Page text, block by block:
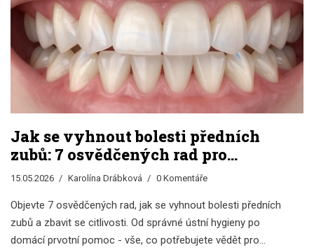
Jak se vyhnout bolesti předních
zubů: 7 osvědčených rad pro
okamžitou úlevu
15.05.2026 Karolína Drábková 0 Komentáře
Objevte 7 osvědčených rad, jak se vyhnout bolesti předních
zubů a zbavit se citlivosti. Od správné ústní hygieny po
domácí prvotní pomoc - vše, co potřebujete vědět pro